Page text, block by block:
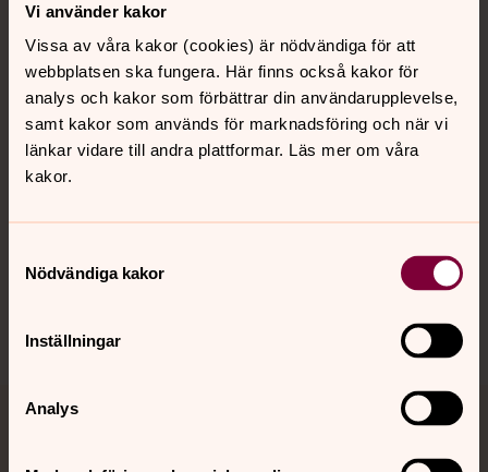
Vi använder kakor
Vissa av våra kakor (cookies) är nödvändiga för att
webbplatsen ska fungera. Här finns också kakor för
analys och kakor som förbättrar din användarupplevelse,
samt kakor som används för marknadsföring och när vi
länkar vidare till andra plattformar. Läs mer om våra
kakor.
Nödvändiga kakor
Inställningar
Analys
Kontakt
Kalender
Hitta snabbt
Sociala kanaler